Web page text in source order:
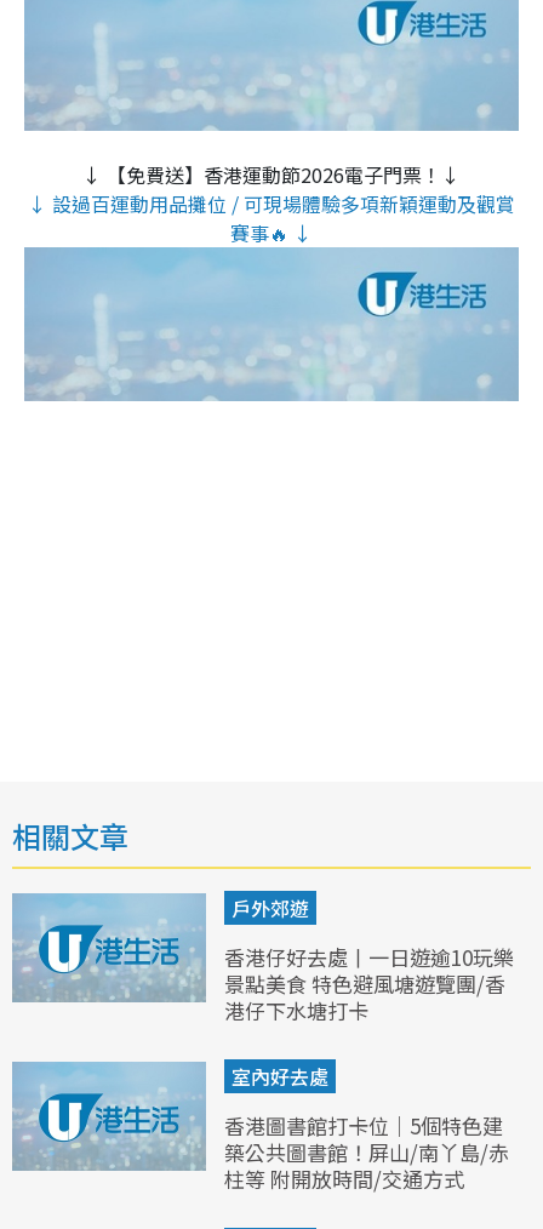
↓ 【免費送】香港運動節2026電子門票！↓
↓ 設過百運動用品攤位 / 可現場體驗多項新穎運動及觀賞
賽事🔥 ↓
相關文章
戶外郊遊
香港仔好去處丨一日遊逾10玩樂
景點美食 特色避風塘遊覽團/香
港仔下水塘打卡
室內好去處
香港圖書館打卡位｜5個特色建
築公共圖書館！屏山/南丫島/赤
柱等 附開放時間/交通方式